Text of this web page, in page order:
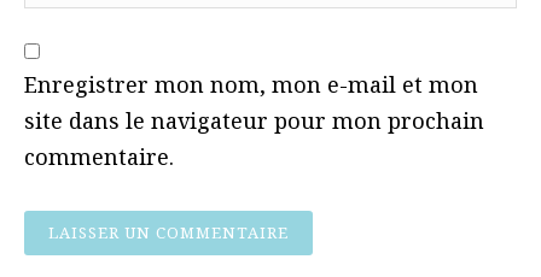
Enregistrer mon nom, mon e-mail et mon
site dans le navigateur pour mon prochain
commentaire.